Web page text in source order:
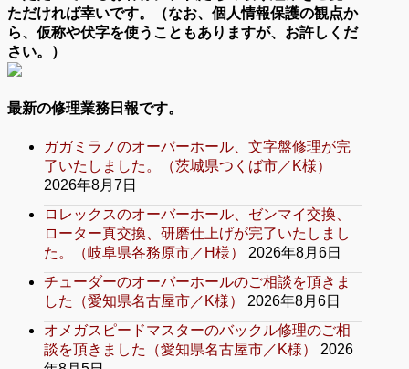
ただければ幸いです。（なお、個人情報保護の観点か
ら、仮称や伏字を使うこともありますが、お許しくだ
さい。）
最新の修理業務日報です。
ガガミラノのオーバーホール、文字盤修理が完
了いたしました。（茨城県つくば市／K様）
2026年8月7日
ロレックスのオーバーホール、ゼンマイ交換、
ローター真交換、研磨仕上げが完了いたしまし
た。（岐阜県各務原市／H様）
2026年8月6日
チューダーのオーバーホールのご相談を頂きま
した（愛知県名古屋市／K様）
2026年8月6日
オメガスピードマスターのバックル修理のご相
談を頂きました（愛知県名古屋市／K様）
2026